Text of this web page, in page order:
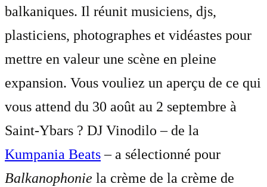
balkaniques. Il réunit musiciens, djs,
plasticiens, photographes et vidéastes pour
mettre en valeur une scène en pleine
expansion. Vous vouliez un aperçu de ce qui
vous attend du 30 août au 2 septembre à
Saint-Ybars ? DJ Vinodilo – de la
Kumpania Beats– a sélectionné pour
Balkanophonie la crème de la crème de